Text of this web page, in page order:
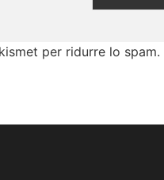
per ridurre lo spam.